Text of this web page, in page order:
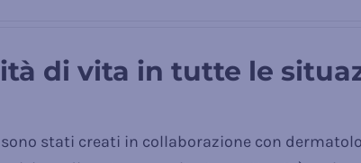
di vita in tutte le
stati creati in collaborazione con